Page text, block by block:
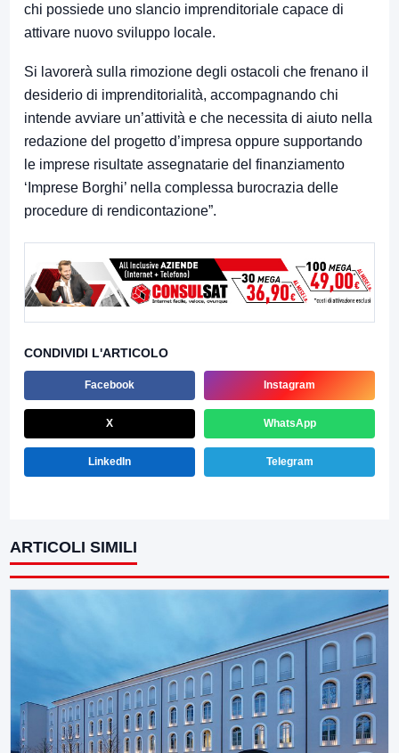
chi possiede uno slancio imprenditoriale capace di
attivare nuovo sviluppo locale.
Si lavorerà sulla rimozione degli ostacoli che frenano il
desiderio di imprenditorialità, accompagnando chi
intende avviare un’attività e che necessita di aiuto nella
redazione del progetto d’impresa oppure supportando
le imprese risultate assegnatarie del finanziamento
‘Imprese Borghi’ nella complessa burocrazia delle
procedure di rendicontazione”.
CONDIVIDI L'ARTICOLO
Facebook Instagram
X WhatsApp
LinkedIn Telegram
ARTICOLI SIMILI